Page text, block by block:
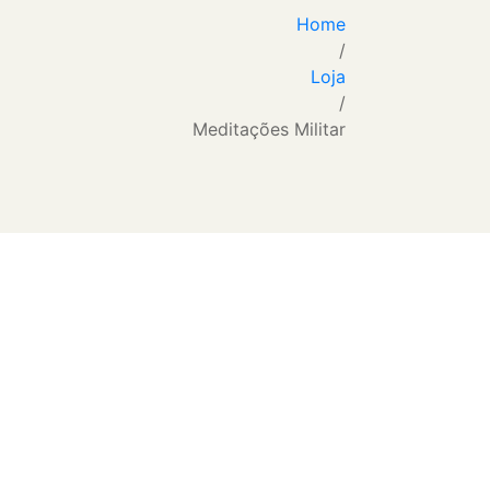
Home
/
Loja
/
Meditações Militar